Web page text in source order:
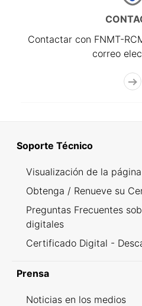
Contactar con FNMT-
correo
Soporte Técnico
Visualización de la página
Obtenga / Renueve su
Preguntas Frecuentes
digitales
Certificado Digital -
Prensa
Noticias en los medios